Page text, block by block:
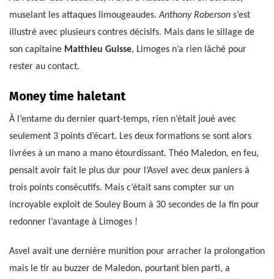
muselant les attaques limougeaudes.Anthony Roberson s’est
illustré avec plusieurs contres décisifs. Mais dans le sillage de
son capitaine Matthieu Guisse, Limoges n’a rien lâché pour
rester au contact.
Money time haletant
À l’entame du dernier quart-temps, rien n’était joué avec
seulement 3 points d’écart. Les deux formations se sont alors
livrées à un mano a mano étourdissant. Théo Maledon, en feu,
pensait avoir fait le plus dur pour l’Asvel avec deux paniers à
trois points consécutifs. Mais c’était sans compter sur un
incroyable exploit de Souley Boum à 30 secondes de la fin pour
redonner l’avantage à Limoges !
Asvel avait une dernière munition pour arracher la prolongation
mais le tir au buzzer de Maledon, pourtant bien parti, a